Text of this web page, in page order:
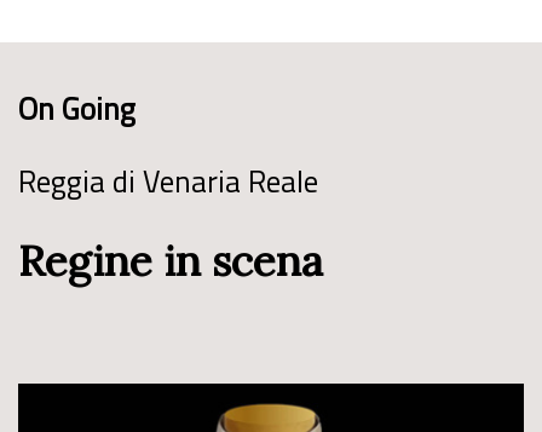
On Going
Reggia di Venaria Reale
Regine in scena